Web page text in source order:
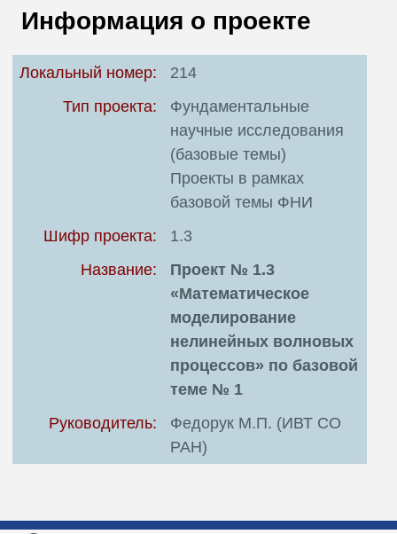
Т
Информация о проекте
Локальный номер:
214
Тип проекта:
Фундаментальные
научные исследования
(базовые темы)
Проекты в рамках
базовой темы ФНИ
Шифр проекта:
1.3
Название:
Проект № 1.3
«Математическое
моделирование
нелинейных волновых
процессов» по базовой
теме № 1
Руководитель:
Федорук М.П. (ИВТ СО
РАН)